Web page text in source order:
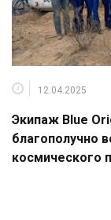
12.04.2025
Экипаж Blue
благополучно
космического